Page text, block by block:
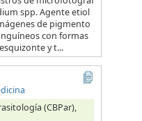
spp. Agente etiol
de pigmento
con formas
y t...
(CBPar),